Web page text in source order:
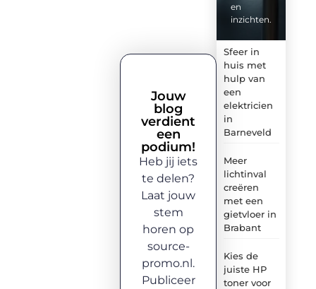
en
inzichten.
Sfeer in
huis met
hulp van
een
elektricien
in
Barneveld
Meer
lichtinval
creëren
met een
gietvloer in
Brabant
Kies de
juiste HP
toner voor
Jouw
blog
verdient
een
podium!
Heb jij iets
te delen?
Laat jouw
stem
horen op
source-
promo.nl.
Publiceer